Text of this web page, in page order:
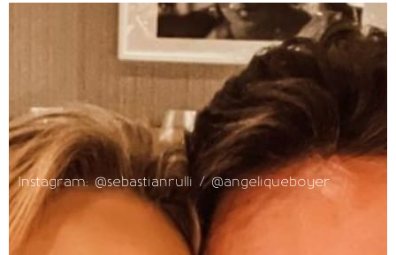
Instagram: @sebastianrulli / @angeliqueboyer